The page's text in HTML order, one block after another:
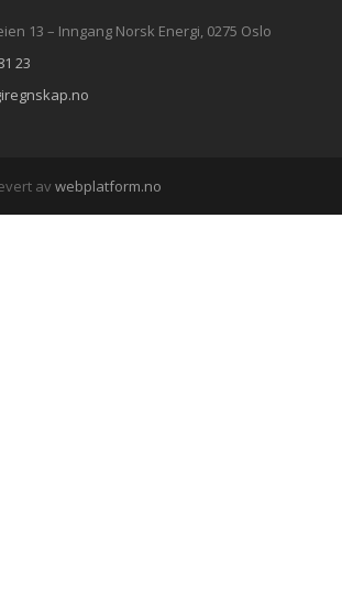
13 – Inngang Norsk Energi, 0275 Oslo
23
av webplatform.no